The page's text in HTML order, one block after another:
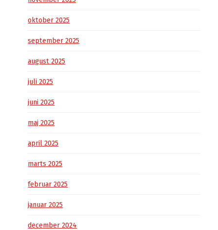
oktober 2025
september 2025
august 2025
juli 2025
juni 2025
maj 2025
april 2025
marts 2025
februar 2025
januar 2025
december 2024